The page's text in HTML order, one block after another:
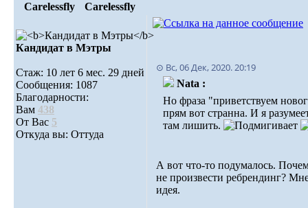
Carelessfly Carelessfly
Кандидат в Мэтры
Стаж: 10 лет 6 мес. 29 дней
Сообщения: 1087
Благодарности:
Вам 438
От Вас 5
Откуда вы: Оттуда
⊙ Вс, 06 Дек, 2020. 20:19
Nata :
Но фраза "приветствуем
прям вот странна. И я
там лишить.
А вот что-то подумалось.
не произвести ребрендинг?
идея.